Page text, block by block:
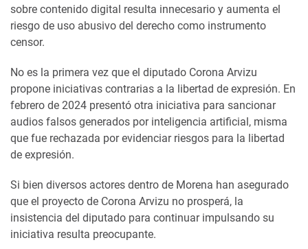
sobre contenido digital resulta innecesario y aumenta el
riesgo de uso abusivo del derecho como instrumento
censor.
No es la primera vez que el diputado Corona Arvizu
propone iniciativas contrarias a la libertad de expresión. En
febrero de 2024 presentó otra iniciativa para sancionar
audios falsos generados por inteligencia artificial, misma
que fue rechazada por evidenciar riesgos para la libertad
de expresión.
Si bien diversos actores dentro de Morena han asegurado
que el proyecto de Corona Arvizu no prosperá, la
insistencia del diputado para continuar impulsando su
iniciativa resulta preocupante.